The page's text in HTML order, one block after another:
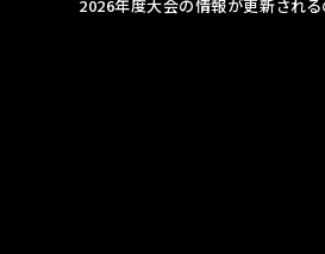
2026年度大会の情報が更新される